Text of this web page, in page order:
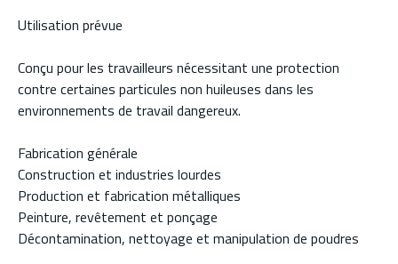
Utilisation prévue
Conçu pour les travailleurs nécessitant une protection
contre certaines particules non huileuses dans les
environnements de travail dangereux.
Fabrication générale
Construction et industries lourdes
Production et fabrication métalliques
Peinture, revêtement et ponçage
Décontamination, nettoyage et manipulation de poudres